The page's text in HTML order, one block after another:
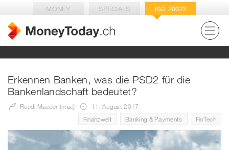
MONEY SPECIALS ISO 20022
Erkennen Banken, was die PSD2 für die
Bankenlandschaft bedeutet?
Ruedi Maeder (mae)
11. August 2017
Finanzwelt
Banking & Payments FinTech